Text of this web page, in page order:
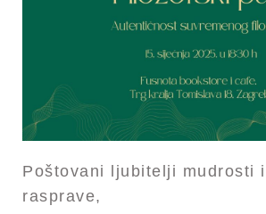
Poštovani ljubitelji mudrosti
rasprave,